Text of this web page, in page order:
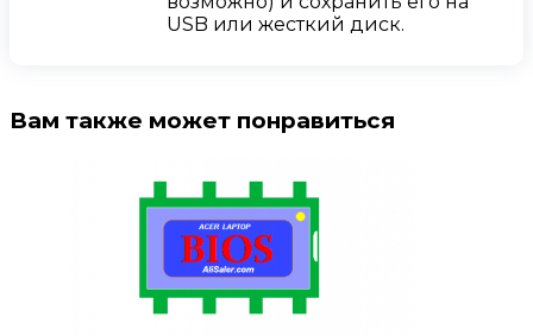
USB или жесткий диск.
Вам также может понравиться